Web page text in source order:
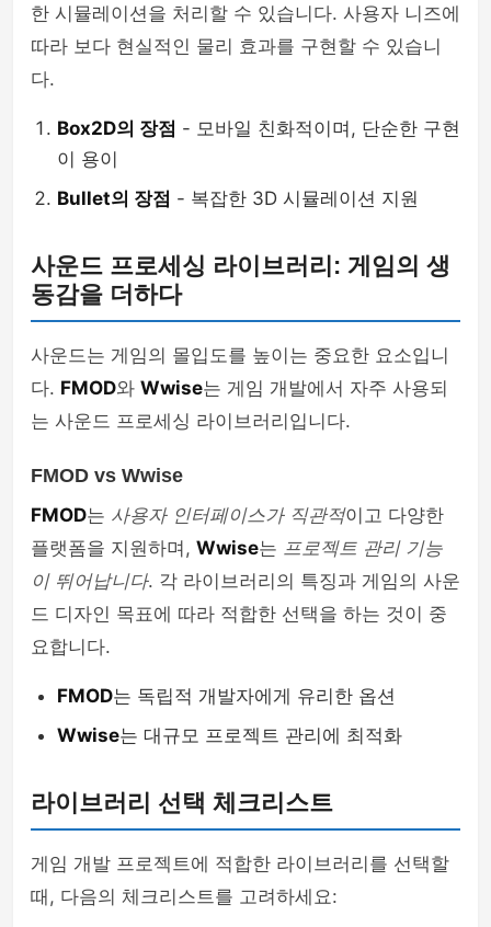
한 시뮬레이션을 처리할 수 있습니다. 사용자 니즈에
따라 보다 현실적인 물리 효과를 구현할 수 있습니
다.
Box2D의 장점 - 모바일 친화적이며, 단순한 구현
이 용이
Bullet의 장점 - 복잡한 3D 시뮬레이션 지원
사운드 프로세싱 라이브러리: 게임의 생
동감을 더하다
사운드는 게임의 몰입도를 높이는 중요한 요소입니
다. FMOD와 Wwise는 게임 개발에서 자주 사용되
는 사운드 프로세싱 라이브러리입니다.
FMOD vs Wwise
FMOD는 사용자 인터페이스가 직관적이고 다양한
플랫폼을 지원하며, Wwise는 프로젝트 관리 기능
이 뛰어납니다. 각 라이브러리의 특징과 게임의 사운
드 디자인 목표에 따라 적합한 선택을 하는 것이 중
요합니다.
FMOD는 독립적 개발자에게 유리한 옵션
Wwise는 대규모 프로젝트 관리에 최적화
라이브러리 선택 체크리스트
게임 개발 프로젝트에 적합한 라이브러리를 선택할
때, 다음의 체크리스트를 고려하세요: